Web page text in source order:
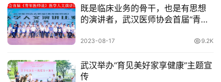
既是临床业务的骨干，也是有思想
的演讲者，武汉医师协会首届“青年
2023-08-17 9.2K
武汉举办“育见美好家享健康”主题宣
传